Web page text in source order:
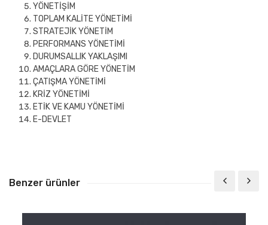
YÖNETİŞİM
TOPLAM KALİTE YÖNETİMİ
STRATEJİK YÖNETİM
PERFORMANS YÖNETİMİ
DURUMSALLIK YAKLAŞIMI
AMAÇLARA GÖRE YÖNETİM
ÇATIŞMA YÖNETİMİ
KRİZ YÖNETİMİ
ETİK VE KAMU YÖNETİMİ
E-DEVLET
Benzer ürünler